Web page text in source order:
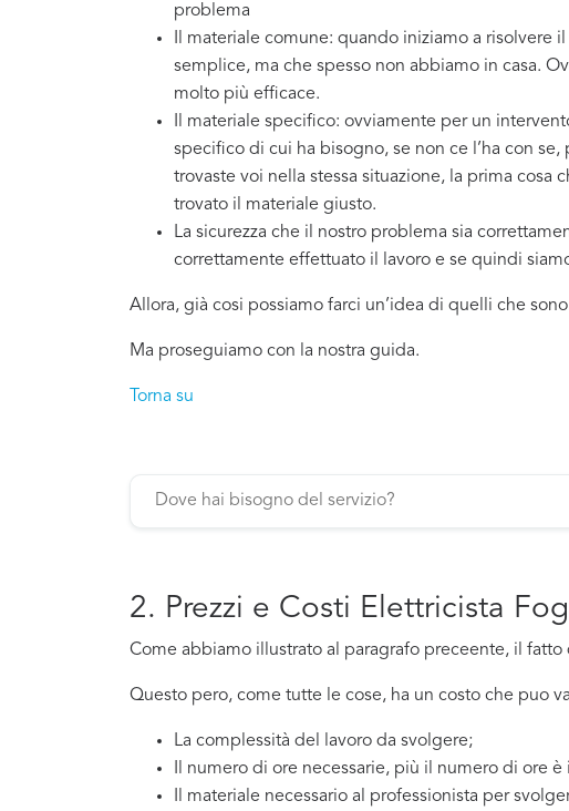
problema
Il materiale comune: quando iniziamo a risolvere
semplice, ma che spesso non abbiamo in casa.
molto più efficace.
Il materiale specifico: ovviamente per un
specifico di cui ha bisogno, se non ce l’ha con
trovaste voi nella stessa situazione, la prima cosa
trovato il materiale giusto.
La sicurezza che il nostro problema sia
correttamente effettuato il lavoro e se quindi
Allora, già cosi possiamo farci un’idea di quelli che
Ma proseguiamo con la nostra guida.
Torna su
2. Prezzi e Costi Elettricista
Come abbiamo illustrato al paragrafo preceente, il
Questo pero, come tutte le cose, ha un costo che puo
La complessità del lavoro da svolgere;
Il numero di ore necessarie, più il numero di ore
Il materiale necessario al professionista per